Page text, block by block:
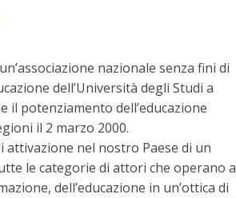
nazionale senza fini di
dell’Università degli Studi a
il potenziamento dell’educazione
il 2 marzo 2000.
nel nostro Paese di un
le categorie di attori che operano a
dell’educazione in un’ottica di